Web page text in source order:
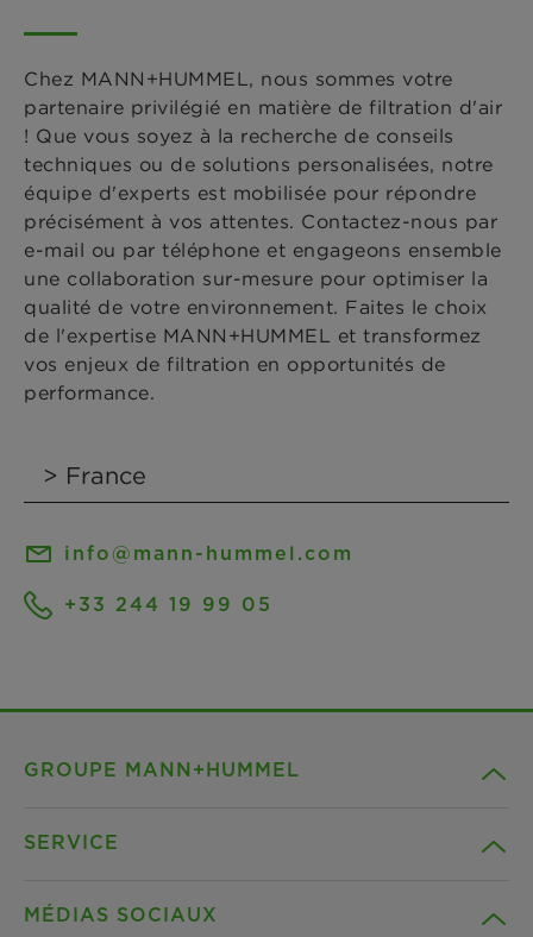
Chez MANN+HUMMEL, nous sommes votre
partenaire privilégié en matière de filtration d'air
! Que vous soyez à la recherche de conseils
techniques ou de solutions personalisées, notre
équipe d'experts est mobilisée pour répondre
précisément à vos attentes. Contactez-nous par
e-mail ou par téléphone et engageons ensemble
une collaboration sur-mesure pour optimiser la
qualité de votre environnement. Faites le choix
de l'expertise MANN+HUMMEL et transformez
vos enjeux de filtration en opportunités de
performance.
info@mann-hummel.com
+33 244 19 99 05
GROUPE MANN+HUMMEL
SERVICE
MÉDIAS SOCIAUX